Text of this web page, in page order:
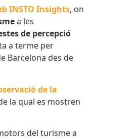
INSTO Insights, on
a les
de percepció
a terme per
Barcelona des de
de la
la qual es mostren
del turisme a